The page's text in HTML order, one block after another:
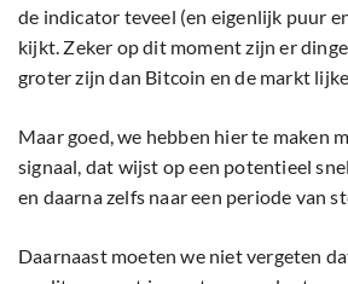
de indicator teveel (en eigenlijk puur
kijkt. Zeker op dit moment zijn er
groter zijn dan Bitcoin en de markt
Maar goed, we hebben hier te maken
signaal, dat wijst op een potentieel
en daarna zelfs naar een periode van
Daarnaast moeten we niet vergeten